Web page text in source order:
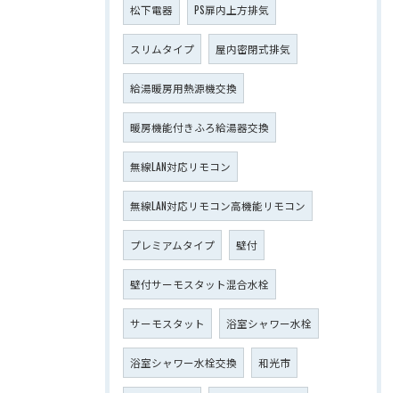
松下電器 PS扉内上方排気
スリムタイプ 屋内密閉式排気
給湯暖房用熱源機交換
暖房機能付きふろ給湯器交換
無線LAN対応リモコン
無線LAN対応リモコン高機能リモコン
プレミアムタイプ 壁付
壁付サーモスタット混合水栓
サーモスタット 浴室シャワー水栓
浴室シャワー水栓交換 和光市